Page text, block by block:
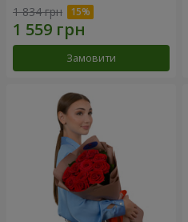
1 834 грн
Замовити